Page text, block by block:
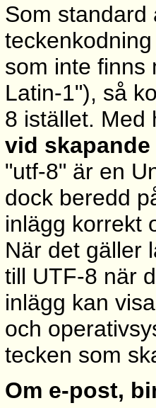
Som standard
som inte finns
Latin-1"), så
8 istället. Med
vid
"utf-8" är en
dock beredd
inlägg korrekt
När det gäller
till UTF-8 när
inlägg kan
och
tecken som
Om e-post,